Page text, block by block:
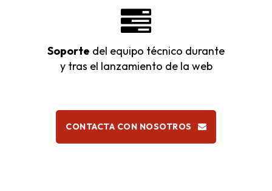
Soporte del equipo técnico durante
y tras el lanzamiento de la web
CONTACTA CON NOSOTROS